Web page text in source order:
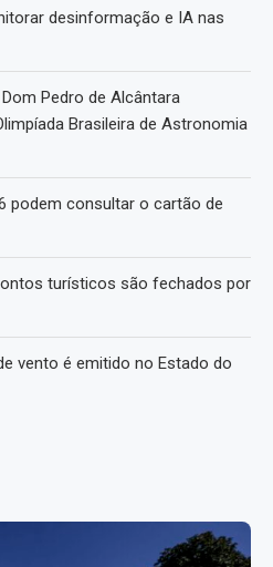
desinformação e IA nas
Pedro de Alcântara
Brasileira de Astronomia
podem consultar o cartão de
turísticos são fechados por
vento é emitido no Estado do